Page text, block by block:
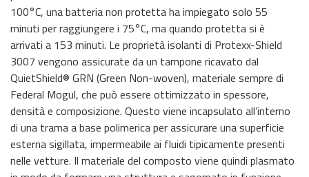
100°C, una batteria non protetta ha impiegato solo 55
minuti per raggiungere i 75°C, ma quando protetta si è
arrivati a 153 minuti. Le proprietà isolanti di Protexx-Shield
3007 vengono assicurate da un tampone ricavato dal
QuietShield® GRN (Green Non-woven), materiale sempre di
Federal Mogul, che può essere ottimizzato in spessore,
densità e composizione. Questo viene incapsulato all’interno
di una trama a base polimerica per assicurare una superficie
esterna sigillata, impermeabile ai fluidi tipicamente presenti
nelle vetture. Il materiale del composto viene quindi plasmato